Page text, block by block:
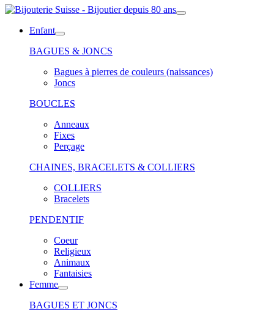
Enfant
BAGUES & JONCS
Bagues à pierres de couleurs (naissances)
Joncs
BOUCLES
Anneaux
Fixes
Perçage
CHAINES, BRACELETS & COLLIERS
COLLIERS
Bracelets
PENDENTIF
Coeur
Religieux
Animaux
Fantaisies
Femme
BAGUES ET JONCS